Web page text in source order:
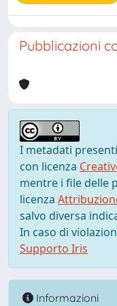
Pubblicazioni
I metadati
con licenza
mentre i file delle
licenza
salvo diversa
In caso di
Supporto Iris
Informazioni